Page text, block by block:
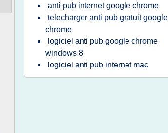
anti pub internet google chrome
telecharger anti pub gratuit google
chrome
logiciel anti pub google chrome
windows 8
logiciel anti pub internet mac